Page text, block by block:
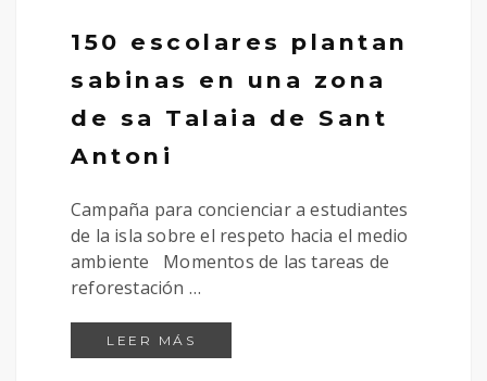
150 escolares plantan
sabinas en una zona
de sa Talaia de Sant
Antoni
Campaña para concienciar a estudiantes
de la isla sobre el respeto hacia el medio
ambiente Momentos de las tareas de
reforestación …
LEER MÁS